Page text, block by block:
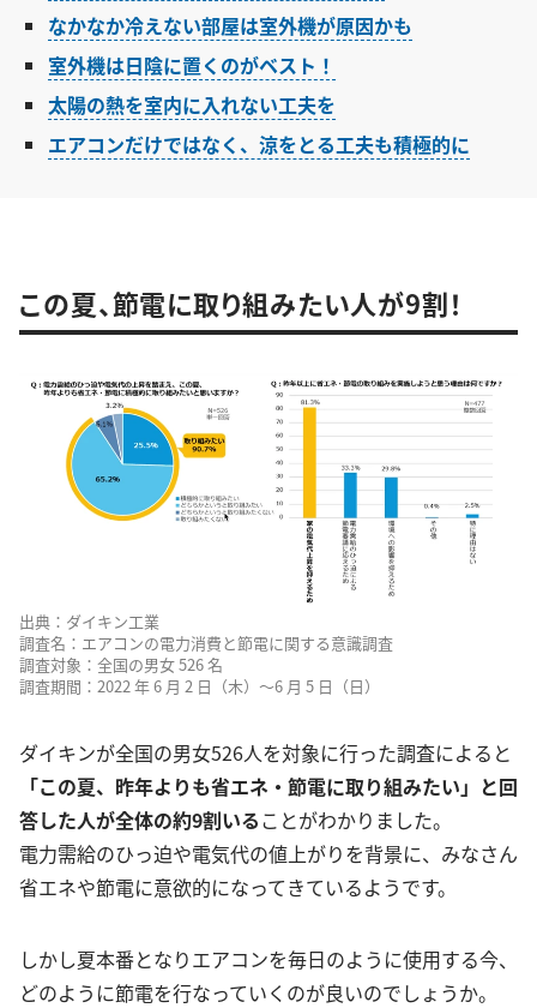
なかなか冷えない部屋は室外機が原因かも
室外機は日陰に置くのがベスト！
太陽の熱を室内に入れない工夫を
エアコンだけではなく、涼をとる工夫も積極的に
この夏、節電に取り組みたい人が9割！
出典：ダイキン工業
調査名：エアコンの電力消費と節電に関する意識調査
調査対象：全国の男女 526 名
調査期間：2022 年 6 月 2 日（木）～6 月 5 日（日）
ダイキンが全国の男女526人を対象に行った調査によると
「この夏、昨年よりも省エネ・節電に取り組みたい」と回
答した人が全体の約9割いることがわかりました。
電力需給のひっ迫や電気代の値上がりを背景に、みなさん
省エネや節電に意欲的になってきているようです。
しかし夏本番となりエアコンを毎日のように使用する今、
どのように節電を行なっていくのが良いのでしょうか。